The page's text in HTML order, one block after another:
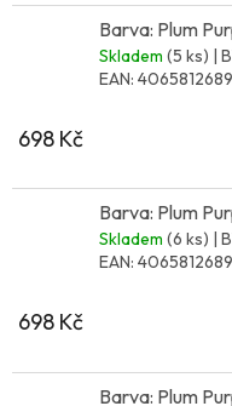
Barva: Plum
Skladem (5 ks) |
EAN:
698 Kč
Barva: Plum
Skladem (6 ks) |
EAN:
698 Kč
Barva: Plum